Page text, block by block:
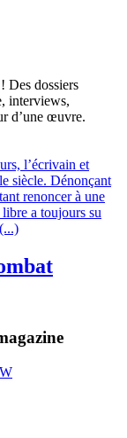
Des dossiers
interviews,
d’une œuvre.
l’écrivain et
siècle. Dénonçant
renoncer à une
a toujours su
W